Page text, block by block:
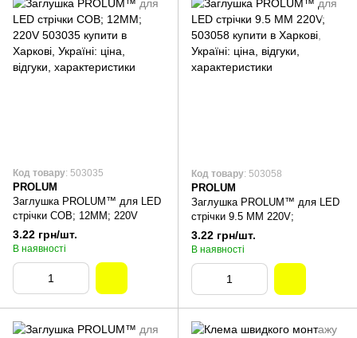
Код товару: 503035
PROLUM
Заглушка PROLUM™ для LED
стрічки COB; 12ММ; 220V
3.22 грн/шт.
В наявності
Код товару: 503058
PROLUM
Заглушка PROLUM™ для LED
стрічки 9.5 ММ 220V;
3.22 грн/шт.
В наявності